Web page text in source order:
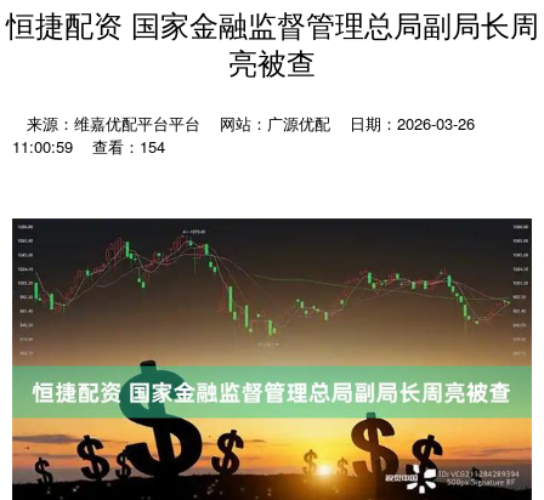
恒捷配资 国家金融监督管理总局副局长周
亮被查
来源：维嘉优配平台平台 网站：广源优配
日期：2026-03-26
11:00:59
查看：154